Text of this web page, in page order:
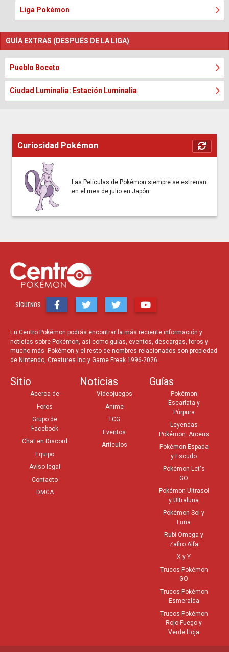
Liga Pokémon
GUÍA EXTRAS (DESPUÉS DE LA LIGA)
Pueblo Boceto
Ciudad Luminalia: Estación Luminalia
Curiosidad Pokémon
Las Películas de Pokémon siempre se estrenan
en el mes de julio en Japón
SÍGUENOS
En Centro Pokémon podrás encontrar la más reciente información y
noticias sobre Pokémon, así como guías, eventos, descargas, foros y
mucho más. Pokémon y el resto de nombres relacionados son propiedad
de Nintendo, Creatures Inc y Game Freak 1996-2026.
Sitio
Acerca de
Foros
Grupo de
Facebook
Chat en Discord
Equipo
Aviso legal
Contacto
DMCA
Noticias
Videojuegos
Anime
TCG
Eventos
Artículos
Guías
Pokémon
Escarlata y
Púrpura
Leyendas
Pokémon: Arceus
Pokémon Espada
y Escudo
Pokémon Let's
GO
Pokémon Ultrasol
y Ultraluna
Pokémon Sol y
Luna
Rubí Omega y
Zafiro Alfa
X y Y
Trucos Pokémon
GO
Trucos Pokémon
Esmeralda
Trucos Pokémon
Rojo Fuego y
Verde Hoja